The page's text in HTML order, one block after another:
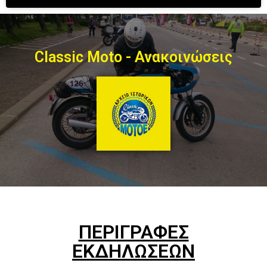
Classic Moto - Ανακοινώσεις
ΠΕΡΙΓΡΑΦΕΣ
ΕΚΔΗΛΩΣΕΩΝ